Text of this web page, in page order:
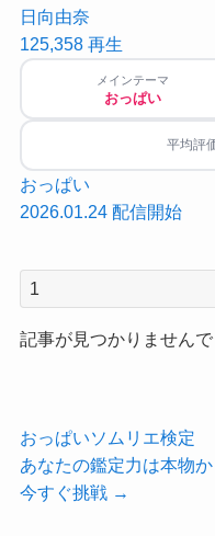
日向由奈
125,358 再生
メインテーマ
おっぱい
平均評
おっぱい
2026.01.24 配信開始
記事が見つかりませんで
おっぱいソムリエ検定
あなたの鑑定力は本物か
今すぐ挑戦 →